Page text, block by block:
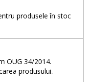
produsele în stoc
OUG 34/2014.
produsului.